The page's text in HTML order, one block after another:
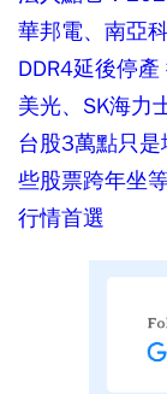
華邦電、南亞
DDR4延後停
美光、SK海力
台股3萬點只
些股票跨年坐
行情首選